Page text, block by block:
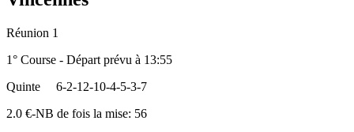
Réunion 1
1° Course - Départ prévu à 13:55
Quinte
6-2-12-10-4-5-3-7
2.0 €-NB de fois la mise: 56